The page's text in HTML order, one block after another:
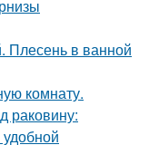
Плесень в ванной
комнату.
раковину: